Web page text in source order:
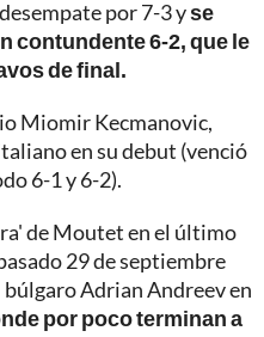
por 7-3 yse
contundente 6-2, que le
de final.
Miomir Kecmanovic,
en su debut (venció
6-1 y 6-2).
de Moutet en el último
29 de septiembre
Adrian Andreev en
por poco terminan a